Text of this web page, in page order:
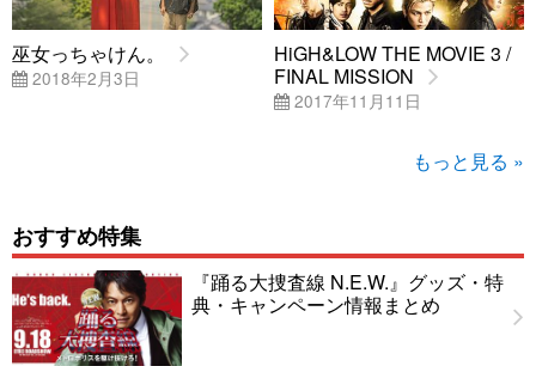
巫女っちゃけん。
2018年2月3日
HiGH&LOW THE MOVIE 3 /
FINAL MISSION
2017年11月11日
もっと見る »
おすすめ特集
『踊る大捜査線 N.E.W.』グッズ・特
典・キャンペーン情報まとめ